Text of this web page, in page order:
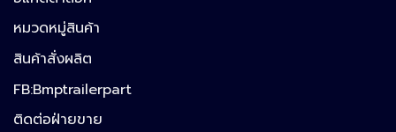
หมวดหมู่สินค้า
สินค้าสั่งผลิต
FB:Bmptrailerpart
ติดต่อฝ่ายขาย